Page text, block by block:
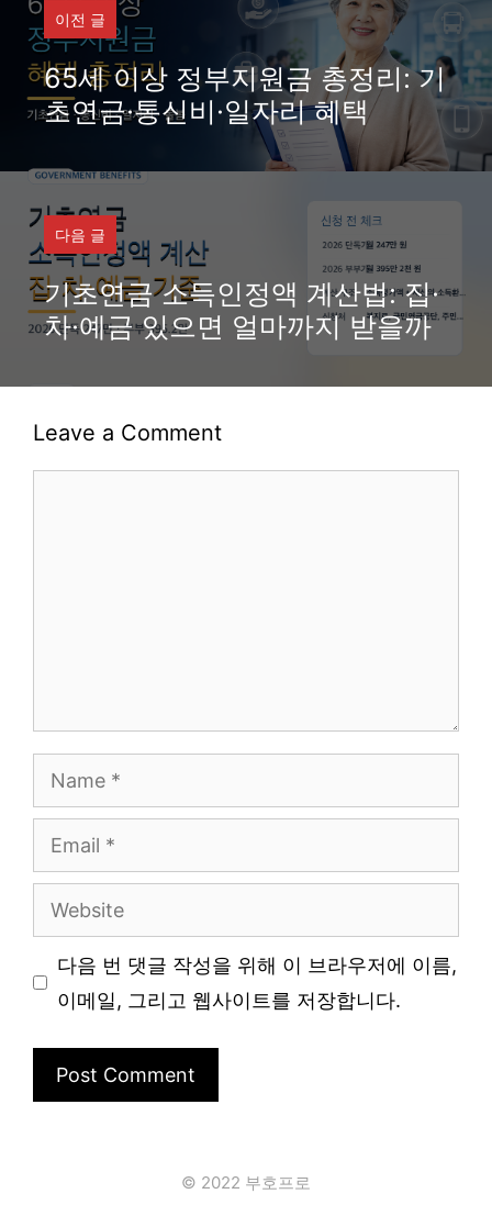
이전 글
65세 이상 정부지원금 총정리: 기
초연금·통신비·일자리 혜택
다음 글
기초연금 소득인정액 계산법: 집·
차·예금 있으면 얼마까지 받을까
Leave a Comment
Name
Email
Website
다음 번 댓글 작성을 위해 이 브라우저에 이름,
이메일, 그리고 웹사이트를 저장합니다.
© 2022 부호프로